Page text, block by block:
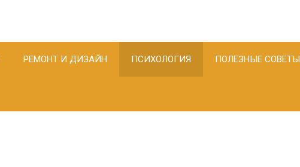
РЕМОНТ И ДИЗАЙН ПСИХОЛОГИЯ ПОЛЕЗНЫЕ СОВЕТЫ